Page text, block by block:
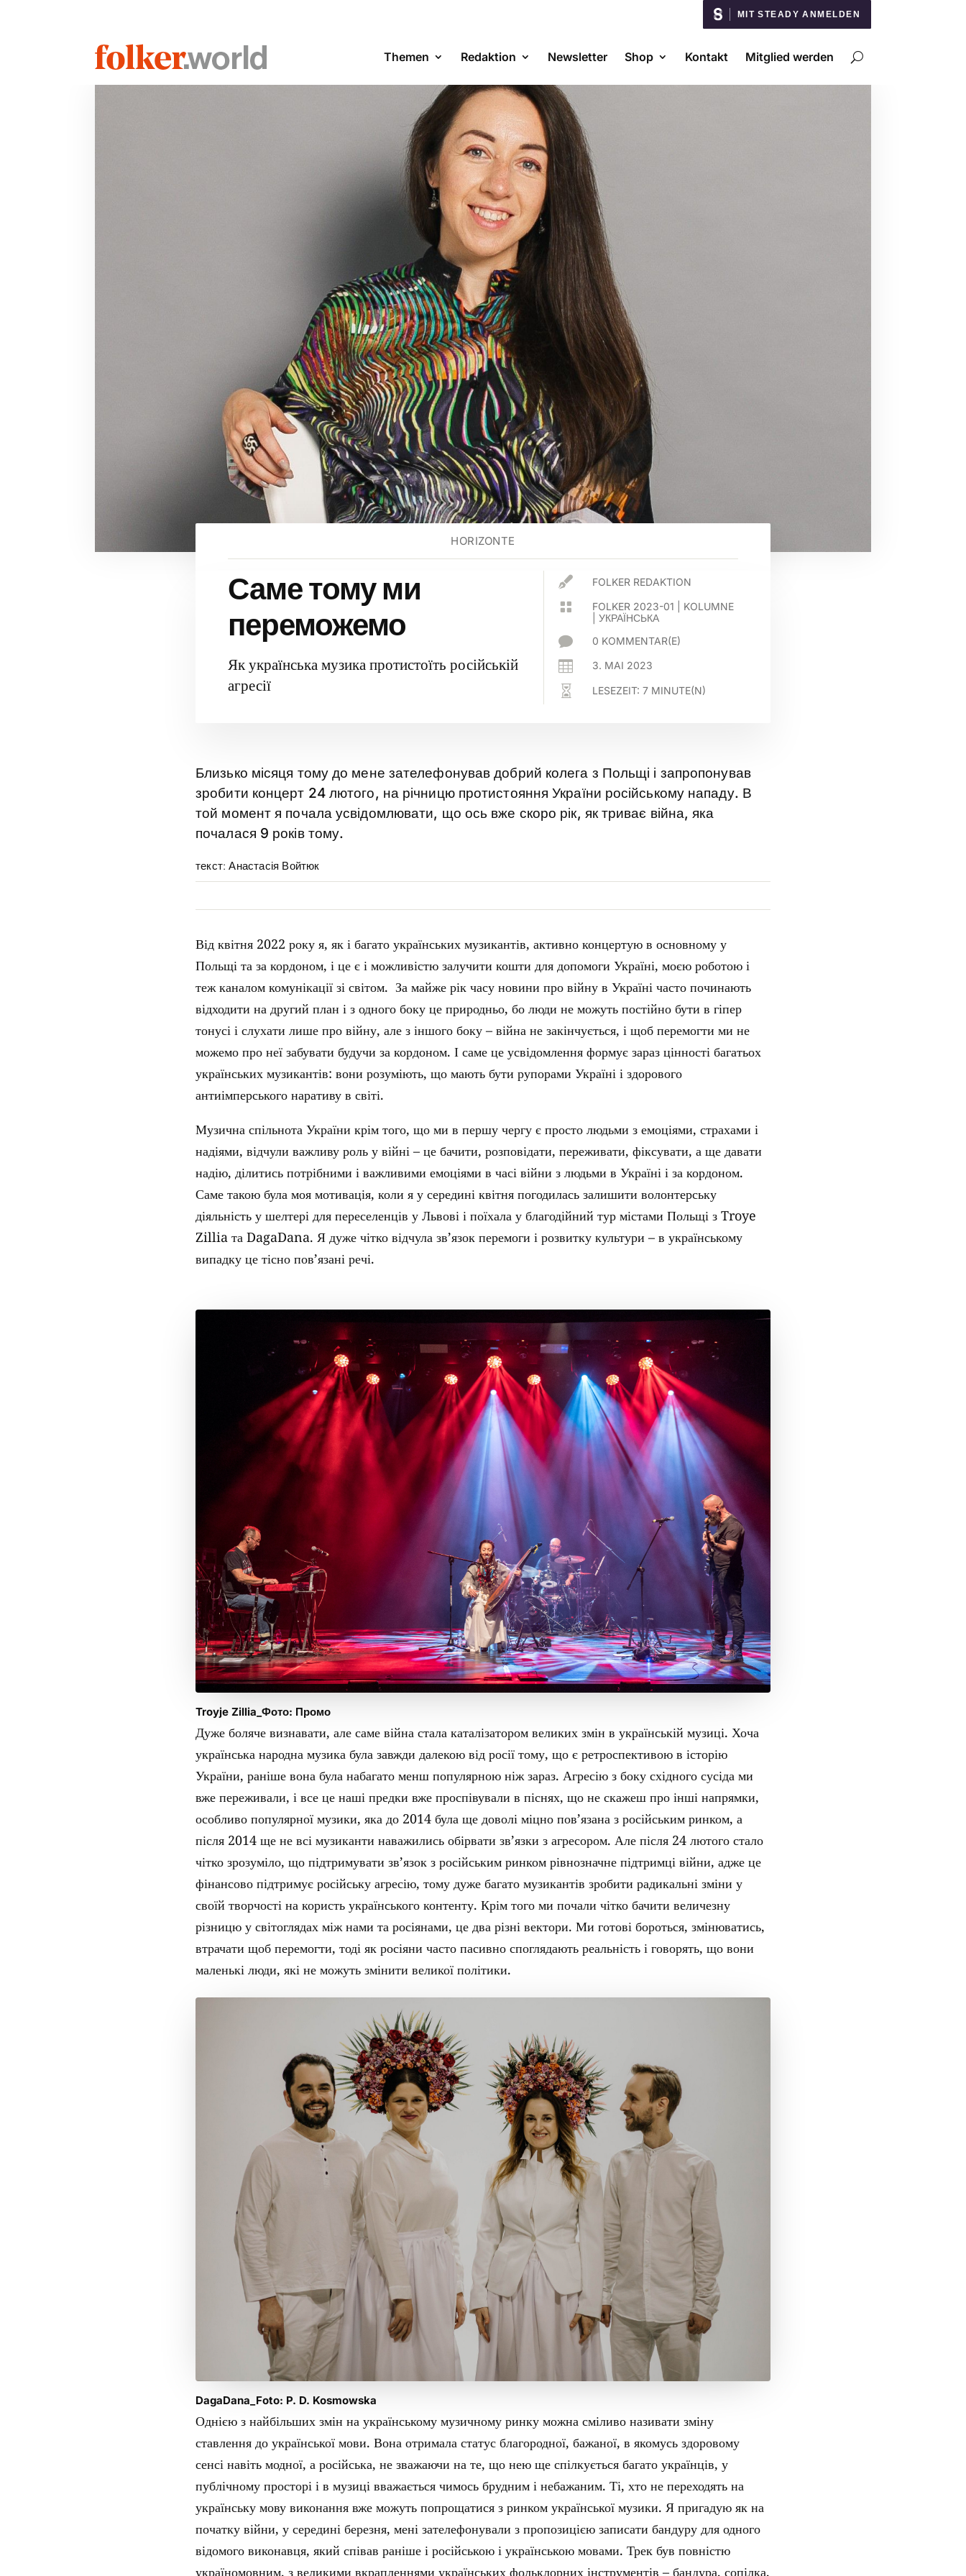
MIT STEADY ANMELDEN
Themen Redaktion Newsletter Shop Kontakt Mitglied werden
HORIZONTE
Саме тому ми
переможемо
Як українська музика протистоїть російській
агресії
 FOLKER REDAKTION
 FOLKER 2023-01
KOLUMNE
УКРАЇНСЬКА
 0 KOMMENTAR(E)
 3. MAI 2023
 LESEZEIT: 7 MINUTE(N)
Близько місяця тому до мене зателефонував добрий колега з Польщі і запропонував
зробити концерт 24 лютого, на річницю протистояння України російському нападу. В
той момент я почала усвідомлювати, що ось вже скоро рік, як триває війна, яка
почалася 9 років тому.
текст: Анастасія Войтюк
Від квітня 2022 року я, як і багато українських музикантів, активно концертую в основному у
Польщі та за кордоном, і це є і можливістю залучити кошти для допомоги Україні, моєю роботою і
теж каналом комунікації зі світом. За майже рік часу новини про війну в Україні часто починають
відходити на другий план і з одного боку це природньо, бо люди не можуть постійно бути в гіпер
тонусі і слухати лише про війну, але з іншого боку – війна не закінчується, і щоб перемогти ми не
можемо про неї забувати будучи за кордоном. І саме це усвідомлення формує зараз цінності багатьох
українських музикантів: вони розуміють, що мають бути рупорами Україні і здорового
антиімперського наративу в світі.
Музична спільнота України крім того, що ми в першу чергу є просто людьми з емоціями, страхами і
надіями, відчули важливу роль у війні – це бачити, розповідати, переживати, фіксувати, а ще давати
надію, ділитись потрібними і важливими емоціями в часі війни з людьми в Україні і за кордоном.
Саме такою була моя мотивація, коли я у середині квітня погодилась залишити волонтерську
діяльність у шелтері для переселенців у Львові і поїхала у благодійний тур містами Польщі з Troye
Zillia та DagaDana. Я дуже чітко відчула зв’язок перемоги і розвитку культури – в українському
випадку це тісно пов’язані речі.
Troyje Zillia_Фото: Промо
Дуже боляче визнавати, але саме війна стала каталізатором великих змін в українській музиці. Хоча
українська народна музика була завжди далекою від росії тому, що є ретроспективою в історію
України, раніше вона була набагато менш популярною ніж зараз. Агресію з боку східного сусіда ми
вже переживали, і все це наші предки вже проспівували в піснях, що не скажеш про інші напрямки,
особливо популярної музики, яка до 2014 була ще доволі міцно пов’язана з російським ринком, а
після 2014 ще не всі музиканти наважились обірвати зв’язки з агресором. Але після 24 лютого стало
чітко зрозуміло, що підтримувати зв’язок з російським ринком рівнозначне підтримці війни, адже це
фінансово підтримує російську агресію, тому дуже багато музикантів зробити радикальні зміни у
своїй творчості на користь українського контенту. Крім того ми почали чітко бачити величезну
різницю у світоглядах між нами та росіянами, це два різні вектори. Ми готові бороться, змінюватись,
втрачати щоб перемогти, тоді як росіяни часто пасивно споглядають реальність і говорять, що вони
маленькі люди, які не можуть змінити великої політики.
DagaDana_Foto: P. D. Kosmowska
Однією з найбільших змін на українському музичному ринку можна сміливо називати зміну
ставлення до української мови. Вона отримала статус благородної, бажаної, в якомусь здоровому
сенсі навіть модної, а російська, не зважаючи на те, що нею ще спілкується багато українців, у
публічному просторі і в музиці вважається чимось брудним і небажаним. Ті, хто не переходять на
українську мову виконання вже можуть попрощатися з ринком української музики. Я пригадую як на
початку війни, у середині березня, мені зателефонували з пропозицією записати бандуру для одного
відомого виконавця, який співав раніше і російською і українською мовами. Трек був повністю
україномовним, з великими вкрапленнями українських фольклорних інструментів – бандура, сопілка,